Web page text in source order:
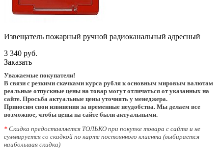
Извещатель пожарный ручной радиоканальный адресный
3 340 руб.
Заказать
Уважаемые покупатели!
В связи с резкими скачками курса рубля к основным мировым валютам
реальные отпускные цены на товар могут отличаться от указанных на
сайте. Просьба актуальные цены уточнять у менеджера.
Приносим свои извинения за временные неудобства. Мы делаем все
возможное, чтобы цены на сайте были актуальными.
* Скидка предоставляется ТОЛЬКО при покупке товара с сайта и не
суммируется со скидкой по карте постоянного клиента (выбирается
наибольшая скидка)